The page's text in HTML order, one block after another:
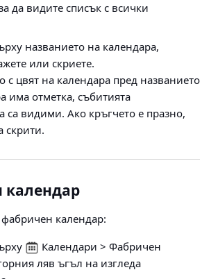
да видите списък с всички
названието на календара,
или скриете.
с цвят на календара пред названието
има отметка, събитията
са видими. Ако кръгчето е празно,
скрити.
календар
фабричен календар:
Календари > Фабричен
ляв ъгъл на изгледа